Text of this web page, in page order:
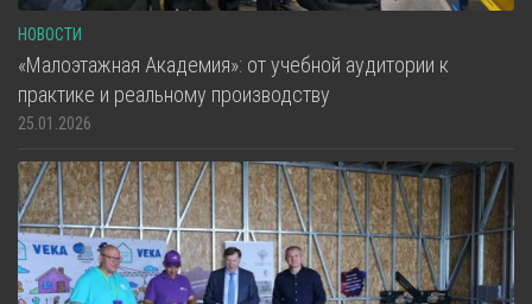
НОВОСТИ
«Малоэтажная Академия»: от учебной аудитории к
практике и реальному производству
25.01.2026